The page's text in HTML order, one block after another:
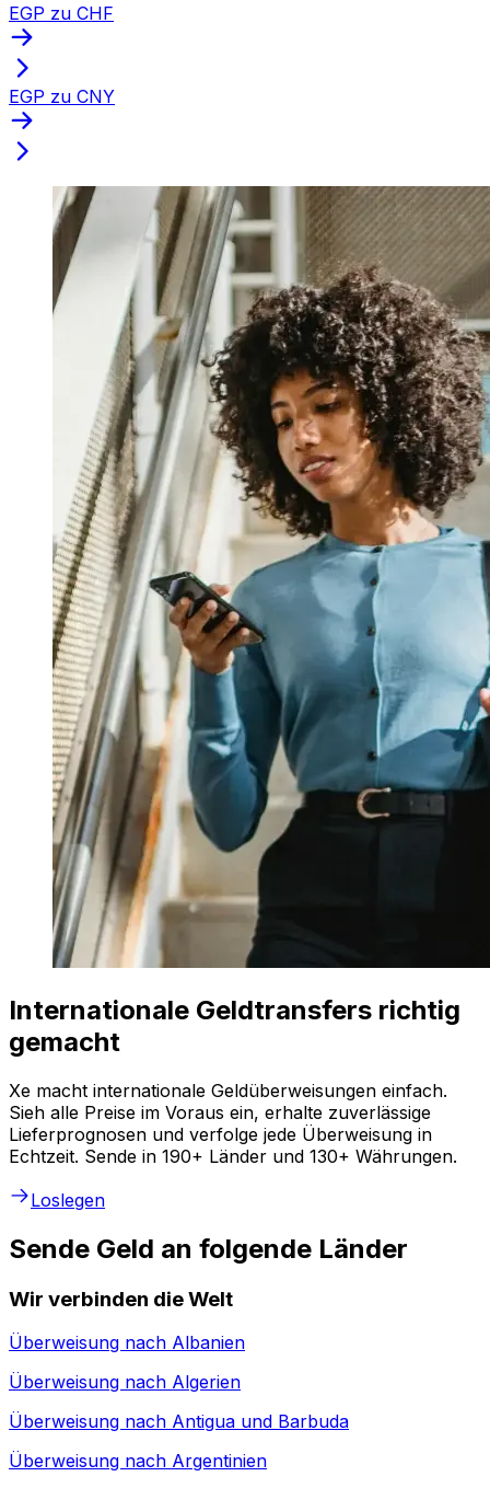
EGP zu CHF
EGP zu CNY
Internationale Geldtransfers richtig
gemacht
Xe macht internationale Geldüberweisungen einfach.
Sieh alle Preise im Voraus ein, erhalte zuverlässige
Lieferprognosen und verfolge jede Überweisung in
Echtzeit. Sende in 190+ Länder und 130+ Währungen.
Loslegen
Sende Geld an folgende Länder
Wir verbinden die Welt
Überweisung nach Albanien
Überweisung nach Algerien
Überweisung nach Antigua und Barbuda
Überweisung nach Argentinien